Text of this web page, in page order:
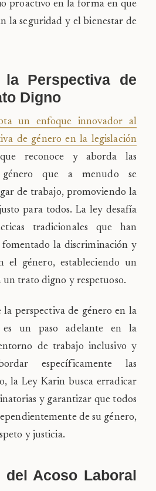
proactivo en la forma en que
la seguridad y el bienestar de
la Perspectiva de
Digno
un enfoque innovador al
de género en la legislación
reconoce y aborda las
género que a menudo se
de trabajo, promoviendo la
para todos. La ley desafía
tradicionales que han
la discriminación y
el género, estableciendo un
un trato digno y respetuoso.
perspectiva de género en la
es un paso adelante en la
de trabajo inclusivo y
específicamente las
la Ley Karin busca erradicar
y garantizar que todos
de su género,
y justicia.
del Acoso Laboral